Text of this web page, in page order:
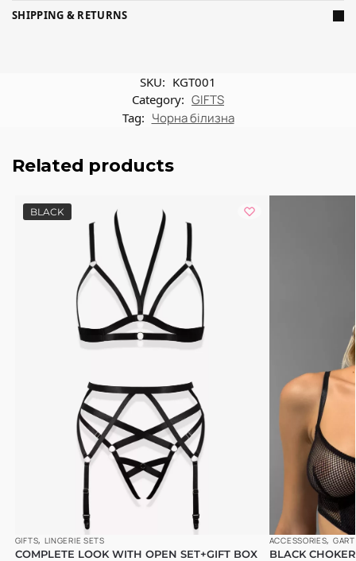
SHIPPING & RETURNS
SKU: KGT001
Category: GIFTS
Tag: Чорна білизна
Related products
BLACK
GIFTS, LINGERIE SETS
COMPLETE LOOK WITH OPEN SET+GIFT BOX
ACCESSORIES,
BLACK